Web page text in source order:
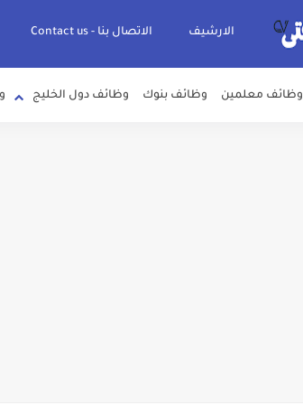
الارشيف الاتصال بنا - Contact us
وظائف معلمين وظائف بنوك وظائف دول الخليج